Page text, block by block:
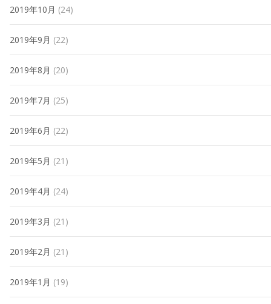
2019年10月 (24)
2019年9月 (22)
2019年8月 (20)
2019年7月 (25)
2019年6月 (22)
2019年5月 (21)
2019年4月 (24)
2019年3月 (21)
2019年2月 (21)
2019年1月 (19)